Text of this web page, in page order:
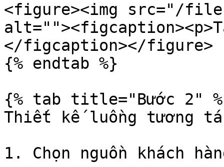
<figure><img src="/files/
</figcaption></figure>
{% endtab %}
{% tab title="Bước 2"
Thiết kế luồng tương
1. Chọn nguồn khách